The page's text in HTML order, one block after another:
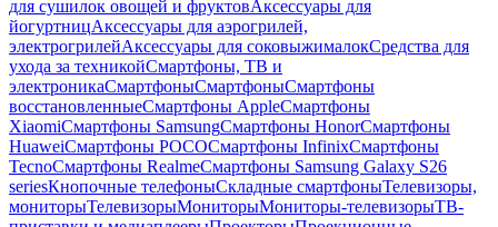
для сушилок овощей и фруктовАксессуары для
йогуртницАксессуары для аэрогрилей,
электрогрилейАксессуары для соковыжималокСредства для
ухода за техникойСмартфоны, ТВ и
электроникаСмартфоныСмартфоныСмартфоны
восстановленныеСмартфоны AppleСмартфоны
XiaomiСмартфоны SamsungСмартфоны HonorСмартфоны
HuaweiСмартфоны POCOСмартфоны InfinixСмартфоны
TecnoСмартфоны RealmeСмартфоны Samsung Galaxy S26
seriesКнопочные телефоныСкладные смартфоныТелевизоры,
мониторыТелевизорыМониторыМониторы-телевизорыТВ-